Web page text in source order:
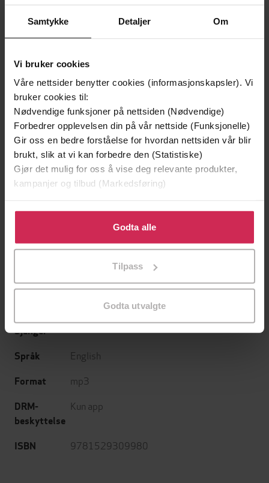
Samtykke Detaljer Om
Vi bruker cookies
Våre nettsider benytter cookies (informasjonskapsler). Vi
bruker cookies til:
Nødvendige funksjoner på nettsiden (Nødvendige)
Forbedrer opplevelsen din på vår nettside (Funksjonelle)
Gir oss en bedre forståelse for hvordan nettsiden vår blir
brukt, slik at vi kan forbedre den (Statistiske)
Gjør det mulig for oss å vise deg relevante produkter,
kampanjer og tilbud (Markedsføring)
Klikk på «Godta alle» for å gi oss ditt samtykke til å
bruke cookies for alle disse formålene. Du kan også
tilpasse ditt samtykke til spesifikke formål ved å klikke
Godta alle
Tilpass
Godta utvalgte
199,-
Minnesota
Jo Nesbø
EBOK
Utskudd
EBOK
Undertittel Why the Fat We Eat Is the Key to Sustained
Weight Loss and Vibrant Health
Utgitt 03.10.2019
Sjanger
Språk
English
Format mp3
DRM-
beskyttelse
Kun app
ISBN 9781529309980